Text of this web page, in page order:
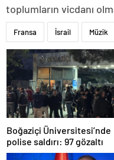
toplumların vicdanı
Fransa İsrail Müzik
Boğaziçi Üniversitesi’nde
polise saldırı: 97 gözaltı